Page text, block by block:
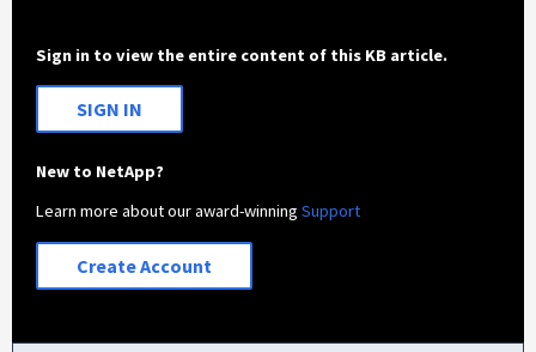
Sign in to view the entire content of this KB article.
SIGN IN
New to NetApp?
Learn more about our award-winningSupport
Create Account